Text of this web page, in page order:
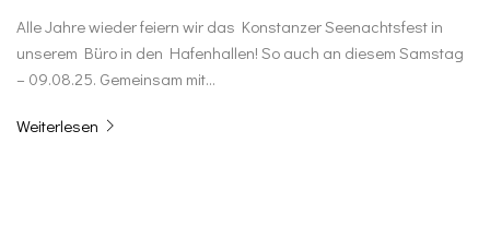
Alle Jahre wieder feiern wir das Konstanzer Seenachtsfest in
unserem Büro in den Hafenhallen! So auch an diesem Samstag
– 09.08.25. Gemeinsam mit…
Weiterlesen